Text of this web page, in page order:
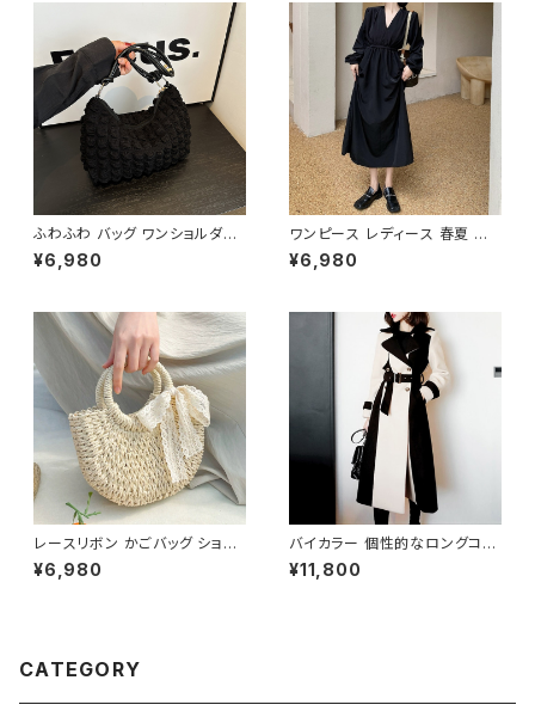
ふわふわ バッグ ワンショルダー
バッグ ハンドバッグ 韓国風 レデ
ィース かわいい 小さめ 軽量 お
¥6,980
ワンピース レディース 春夏 秋
冬 春 夏 秋 冬 長袖 黒ワンピー
ス カシュクールワンピース ミデ
ひざ丈ワンピ Aライン バルーン
袖 ロングワンピース カジュアル
ワンピ ブラック 体型カバー 大
人 カジュアル 10代 20代 30代
40代 K-O0010
¥6,980
レースリボン かごバッグ ショル
ダーバッグ レディース 韓国風
春夏 ナチュラルスタイル リゾー
¥6,980
バイカラー 個性的なロングコー
ト C-JAW1002
¥11,800
CATEGORY